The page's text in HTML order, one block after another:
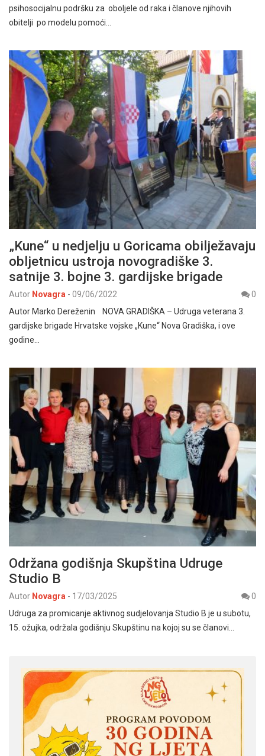
psihosocijalnu podršku za oboljele od raka i članove njihovih
obitelji po modelu pomoći…
„Kune“ u nedjelju u Goricama obilježavaju
obljetnicu ustroja novogradiške 3.
satnije 3. bojne 3. gardijske brigade
Autor Novagra - 09/06/2022
0
Autor Marko Dereženin NOVA GRADIŠKA – Udruga veterana 3.
gardijske brigade Hrvatske vojske „Kune“ Nova Gradiška, i ove
godine…
Održana godišnja Skupština Udruge
Studio B
Autor Novagra - 17/03/2025
0
Udruga za promicanje aktivnog sudjelovanja Studio B je u subotu,
15. ožujka, održala godišnju Skupštinu na kojoj su se članovi…